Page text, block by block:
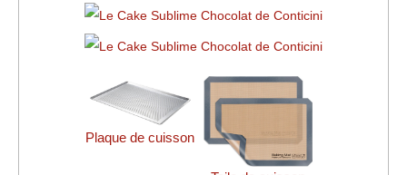
Plaque de cuisson